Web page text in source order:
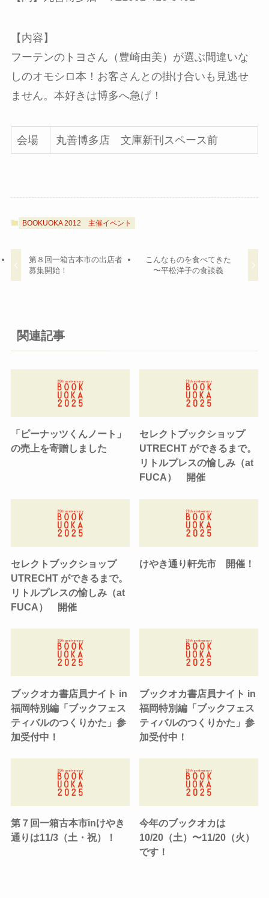
【内容】
フーテンのトヨさん（豊崎由美）が選ぶ間違いな
しのオモシロ本！お客さんとの掛け合いも見逃せ
ません。本好きは博多へ急げ！
会場 丸善博多店 文庫新刊スペース前
BOOKUOKA 2012 主催イベント
第８回一箱古本市の出店者
募集開始！
こんなものを食べてきた
〜平松洋子の食談義
関連記事
「ピーナッツくんノート」
の売上を寄贈しました
セレクトブックショップ
UTRECHT ができるまで。
リトルプレスの愉しみ（at
FUCA） 開催
セレクトブックショップ
UTRECHT ができるまで。
リトルプレスの愉しみ（at
FUCA） 開催
けやき通り軒先市 開催！
ブックオカ書店員ナイト in
福岡特別編「ブックフェス
ティバルのつくりかた」参
加受付中！
ブックオカ書店員ナイト in
福岡特別編「ブックフェス
ティバルのつくりかた」参
加受付中！
第７回一箱古本市inけやき
通りは11/3（土・祝）！
今年のブックオカは
10/20（土）〜11/20（火）
です！